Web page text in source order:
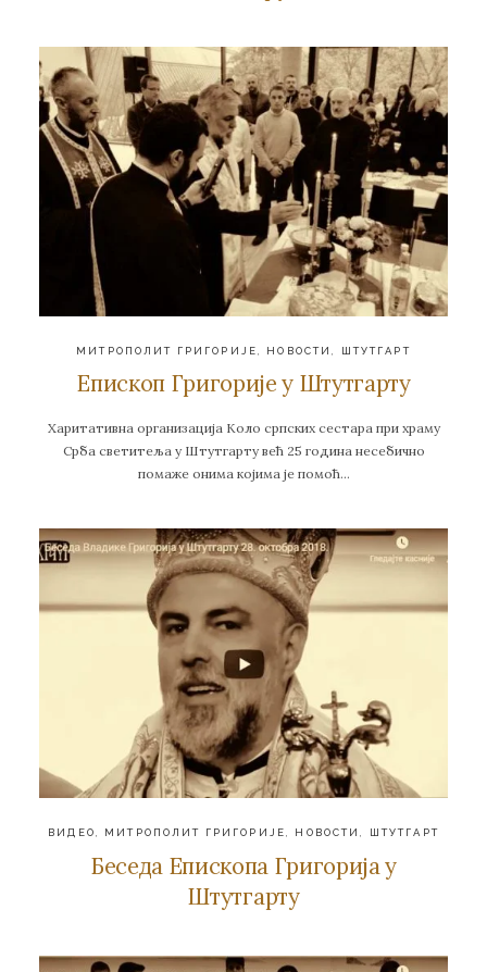
МИТРОПОЛИТ ГРИГОРИЈЕ НОВОСТИ ШТУТГАРТ
Епископ Григорије у Штутгарту
Харитативна организација Коло српских сестара при храму
Срба светитеља у Штутгарту већ 25 година несебично
помаже онима којима је помоћ…
ВИДЕО МИТРОПОЛИТ ГРИГОРИЈЕ НОВОСТИ ШТУТГАРТ
Беседа Епископа Григорија у
Штутгарту